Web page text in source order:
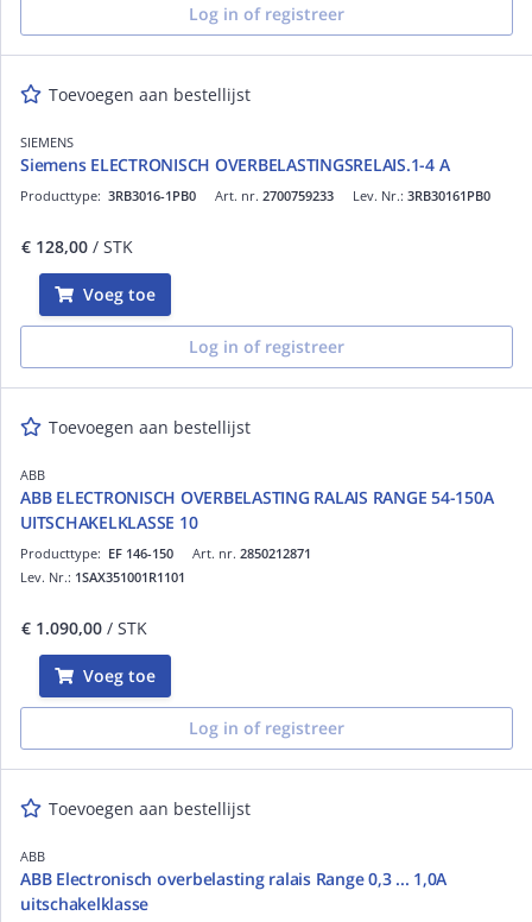
Log in of registreer
Toevoegen aan bestellijst
SIEMENS
Siemens ELECTRONISCH OVERBELASTINGSRELAIS.1-4 A
Art. nr. 2700759233
Producttype: 3RB3016-1PB0 Lev. Nr.: 3RB30161PB0
€ 128,00 / STK
Voeg toe
Log in of registreer
Toevoegen aan bestellijst
ABB
ABB ELECTRONISCH OVERBELASTING RALAIS RANGE 54-150A
UITSCHAKELKLASSE 10
Art. nr. 2850212871
Producttype: EF 146-150
Lev. Nr.: 1SAX351001R1101
€ 1.090,00 / STK
Voeg toe
Log in of registreer
Toevoegen aan bestellijst
ABB
ABB Electronisch overbelasting ralais Range 0,3 ... 1,0A
uitschakelklasse